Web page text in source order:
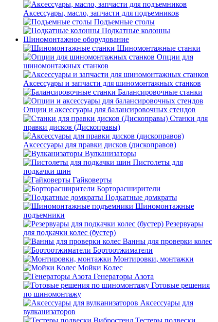
Аксессуары, масло, запчасти для подъемников
Подъемные столы
Подкатные колонны
Шиномонтажное оборудование
Шиномонтажные станки
Опции для
шиномонтажных станков
Аксессуары и запчасти для шиномонтажных станков
Балансировочные станки
Опции и аксессуары для балансировочных стендов
Станки для
правки дисков (Дископравы)
Аксессуары для правки дисков (дископравов)
Вулканизаторы
Пистолеты для
подкачки шин
Гайковерты
Борторасширители
Подкатные домкраты
Шиномонтажные
подъемники
Резервуары
для подкачки колес (бустер)
Ванны для проверки колес
Бортоотжиматели
Монтировки, монтажки
Мойки Колес
Генераторы Азота
Готовые решения
по шиномонтажу
Аксессуары для
вулканизаторов
Тестеры подвески